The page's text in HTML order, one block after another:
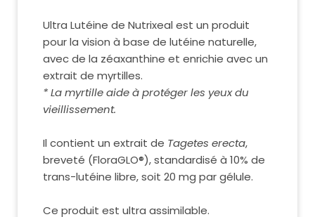
Ultra Lutéine de Nutrixeal est un produit
pour la vision à base de lutéine naturelle,
avec de la zéaxanthine et enrichie avec un
extrait de myrtilles.
* La myrtille aide à protéger les yeux du
vieillissement.
Il contient un extrait de Tagetes erecta,
breveté (FloraGLO®), standardisé à 10% de
trans-lutéine libre, soit 20 mg par gélule.
Ce produit est ultra assimilable.